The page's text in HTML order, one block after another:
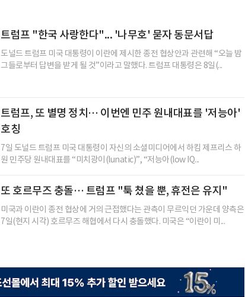
트럼프 "한국 사랑한다"... '나무호' 묻자 동문서답
도널드 트럼프 미국 대통령이 이란에 제시한 종전 협상안과 관련해 “오늘 밤
그들로부터 답변을 받게 될 것”이라고 말했다. 트럼프 대통령은 8일(...
트럼프, 또 별명 정치… 이번엔 민주 원내대표를 '저능아'
호칭
7일 도널드 트럼프 미국 대통령이 자신의 소셜미디어에서 하킴 제프리스 하
원 민주당 원내대표를 “미치광이(lunatic)”, “저능아(low IQ...
또 호르무즈 충돌… 트럼프 "툭 쳤을 뿐, 휴전은 유지"
미국과 이란이 종전 협상에 거의 근접했다는 관측이 무르익던 가운데 양측은
7일(현지 시각) 호르무즈 해협에서 다시 충돌했다. 미국은 “이란이 미...